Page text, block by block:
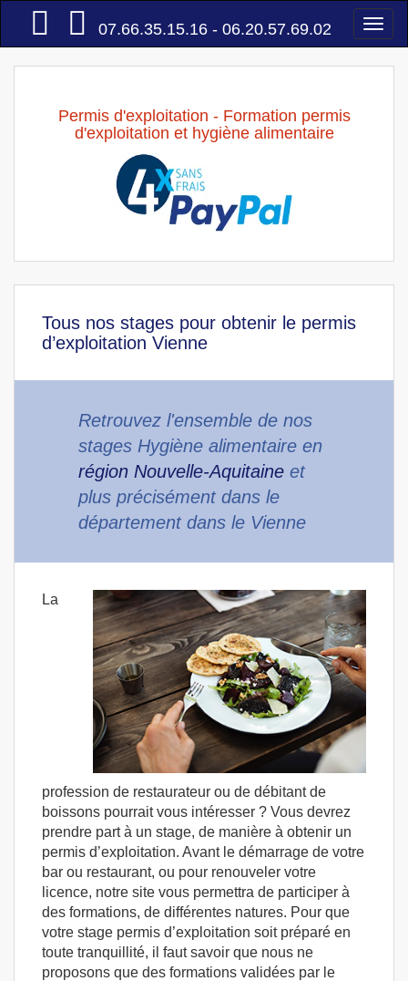
Accueil
07.66.35.15.16 - 06.20.57.69.02
Permis d'exploitation - Formation permis
d'exploitation et hygiène alimentaire
Tous nos stages pour obtenir le permis
d’exploitation Vienne
Retrouvez l'ensemble de nos
stages Hygiène alimentaire en
région Nouvelle-Aquitaine et
plus précisément dans le
département dans le Vienne
La
profession de restaurateur ou de débitant de
boissons pourrait vous intéresser ? Vous devrez
prendre part à un stage, de manière à obtenir un
permis d’exploitation. Avant le démarrage de votre
bar ou restaurant, ou pour renouveler votre
licence, notre site vous permettra de participer à
des formations, de différentes natures. Pour que
votre stage permis d’exploitation soit préparé en
toute tranquillité, il faut savoir que nous ne
proposons que des formations validées par le